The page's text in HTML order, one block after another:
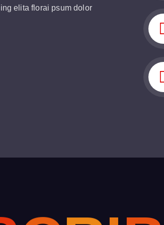
elita florai psum dolor